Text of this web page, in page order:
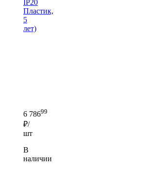
IP20
Пластик,
5
лет)
6 78699
₽/
шт
В
наличии